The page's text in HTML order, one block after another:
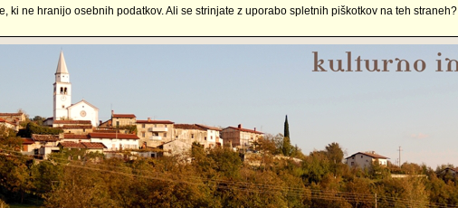
ki ne hranijo osebnih podatkov. Ali se strinjate z uporabo spletnih piškotkov na teh straneh?